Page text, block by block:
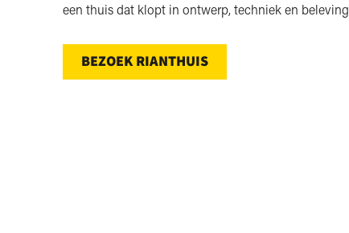
een thuis dat klopt in ontwerp, techniek en
BEZOEK RIANTHUIS